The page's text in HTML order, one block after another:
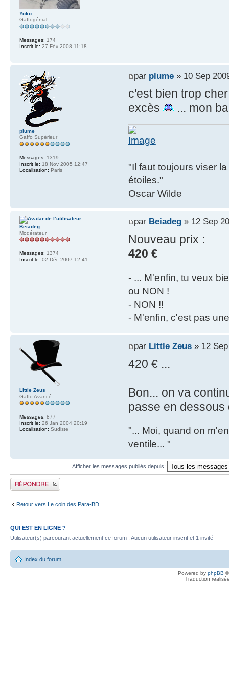
Yoko
Gaffogénial
Messages: 174
Inscrit le: 27 Fév 2008 11:18
par plume» 10 Sep
c'est bien trop
excès
... mon
"Il faut toujours viser
étoiles."
Oscar Wilde
plume
Gaffo Supérieur
Messages: 1319
Inscrit le: 18 Nov 2005 12:47
Localisation: Paris
par Beiadeg» 12 Sep
Nouveau prix :
420 €
- ... M'enfin, tu veux
ou NON !
- NON !!
- M'enfin, c'est pas
Beiadeg
Modérateur
Messages: 1374
Inscrit le: 02 Déc 2007 12:41
par Little Zeus» 12 Sep
420 € ...
Bon... on va
passe en
"... Moi, quand on
ventile... "
Little Zeus
Gaffo Avancé
Messages: 877
Inscrit le: 26 Jan 2004 20:19
Localisation: Sudiste
Afficher les messages publiés depuis:
Publier une réponse
Retour vers Le coin des Para-BD
QUI EST EN LIGNE ?
Utilisateur(s) parcourant actuellement ce forum : Aucun utilisateur inscrit et 1 invité
Index du forum
Powered by phpBB
Traduction